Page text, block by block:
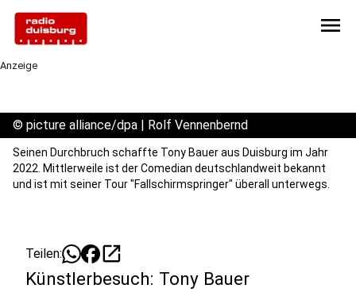
menu
Anzeige
© picture alliance/dpa | Rolf Vennenbernd
Seinen Durchbruch schaffte Tony Bauer aus Duisburg im Jahr
2022. Mittlerweile ist der Comedian deutschlandweit bekannt
und ist mit seiner Tour "Fallschirmspringer" überall unterwegs.
Teilen: open_in_new
Künstlerbesuch: Tony Bauer